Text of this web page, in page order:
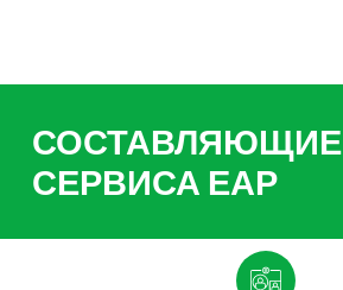
СОСТАВЛЯЮЩИЕ
СЕРВИСА ЕАР